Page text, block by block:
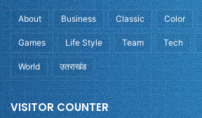
About Business Classic Color
Games Life Style Team Tech
World उतराखंड
VISITOR COUNTER